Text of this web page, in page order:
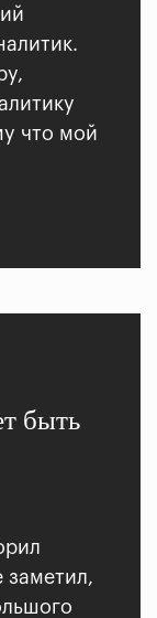
что мой
быть
заметил,